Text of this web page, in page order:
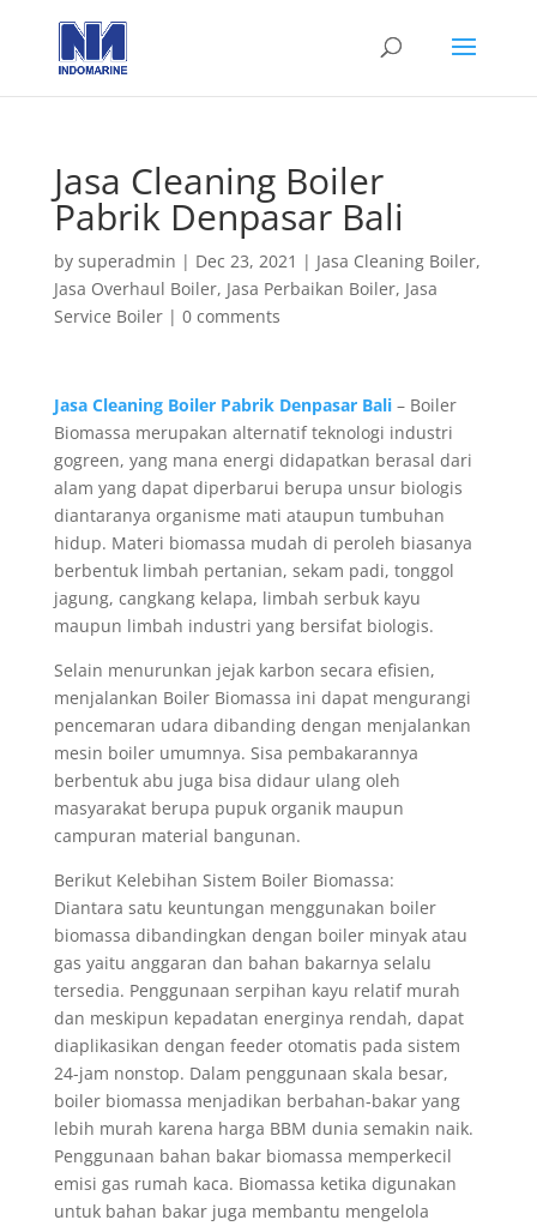
Jasa Cleaning Boiler
Pabrik Denpasar Bali
by superadmin | Dec 23, 2021 | Jasa Cleaning Boiler,
Jasa Overhaul Boiler, Jasa Perbaikan Boiler, Jasa
Service Boiler| 0 comments
Jasa Cleaning Boiler Pabrik Denpasar Bali– Boiler
Biomassa merupakan alternatif teknologi industri
gogreen, yang mana energi didapatkan berasal dari
alam yang dapat diperbarui berupa unsur biologis
diantaranya organisme mati ataupun tumbuhan
hidup. Materi biomassa mudah di peroleh biasanya
berbentuk limbah pertanian, sekam padi, tonggol
jagung, cangkang kelapa, limbah serbuk kayu
maupun limbah industri yang bersifat biologis.
Selain menurunkan jejak karbon secara efisien,
menjalankan Boiler Biomassa ini dapat mengurangi
pencemaran udara dibanding dengan menjalankan
mesin boiler umumnya. Sisa pembakarannya
berbentuk abu juga bisa didaur ulang oleh
masyarakat berupa pupuk organik maupun
campuran material bangunan.
Berikut Kelebihan Sistem Boiler Biomassa:
Diantara satu keuntungan menggunakan boiler
biomassa dibandingkan dengan boiler minyak atau
gas yaitu anggaran dan bahan bakarnya selalu
tersedia. Penggunaan serpihan kayu relatif murah
dan meskipun kepadatan energinya rendah, dapat
diaplikasikan dengan feeder otomatis pada sistem
24-jam nonstop. Dalam penggunaan skala besar,
boiler biomassa menjadikan berbahan-bakar yang
lebih murah karena harga BBM dunia semakin naik.
Penggunaan bahan bakar biomassa memperkecil
emisi gas rumah kaca. Biomassa ketika digunakan
untuk bahan bakar juga membantu mengelola